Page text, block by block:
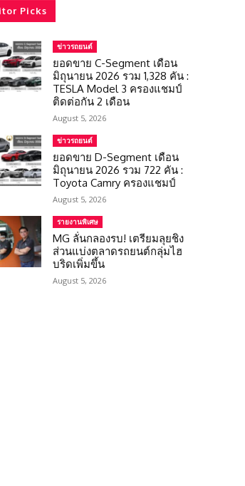
Picks
ข่าวรถยนต์
ยอดขาย C-Segment เดือน
มิถุนายน 2026 รวม 1,328 คัน :
TESLA Model 3 ครองแชมป์
ติดต่อกัน 2 เดือน
August 5, 2026
ข่าวรถยนต์
ยอดขาย D-Segment เดือน
มิถุนายน 2026 รวม 722 คัน :
Toyota Camry ครองแชมป์
August 5, 2026
รายงานพิเศษ
MG ลั่นกลองรบ! เตรียมลุยชิง
ส่วนแบ่งตลาดรถยนต์กลุ่มไฮ
บริดเพิ่มขึ้น
August 5, 2026